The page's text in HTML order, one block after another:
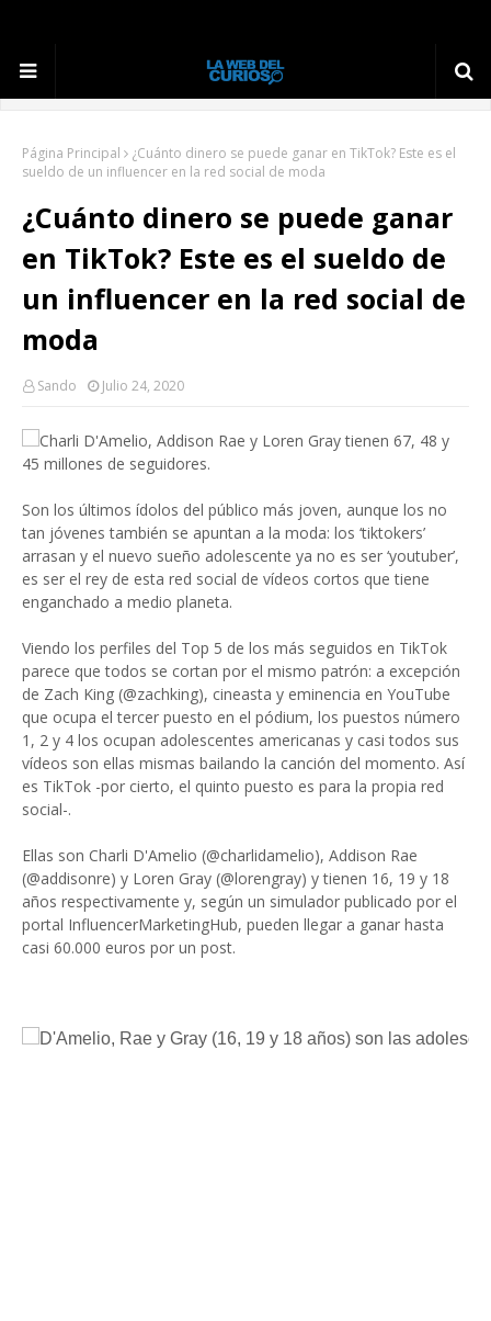
Página Principal
¿Cuánto dinero se puede ganar en TikTok? Este es el
sueldo de un influencer en la red social de moda
¿Cuánto dinero se puede ganar
en TikTok? Este es el sueldo de
un influencer en la red social de
moda
Sando Julio 24, 2020
Son los últimos ídolos del público más joven, aunque los no
tan jóvenes también se apuntan a la moda: los ‘tiktokers’
arrasan y el nuevo sueño adolescente ya no es ser ‘youtuber’,
es ser el rey de esta red social de vídeos cortos que tiene
enganchado a medio planeta.
Viendo los perfiles del Top 5 de los más seguidos en TikTok
parece que todos se cortan por el mismo patrón: a excepción
de Zach King (@zachking), cineasta y eminencia en YouTube
que ocupa el tercer puesto en el pódium, los puestos número
1, 2 y 4 los ocupan adolescentes americanas y casi todos sus
vídeos son ellas mismas bailando la canción del momento. Así
es TikTok -por cierto, el quinto puesto es para la propia red
social-.
Ellas son Charli D'Amelio (@charlidamelio), Addison Rae
(@addisonre) y Loren Gray (@lorengray) y tienen 16, 19 y 18
años respectivamente y, según un simulador publicado por el
portal InfluencerMarketingHub, pueden llegar a ganar hasta
casi 60.000 euros por un post.